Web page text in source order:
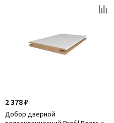
2 378 ₽
Добор дверной